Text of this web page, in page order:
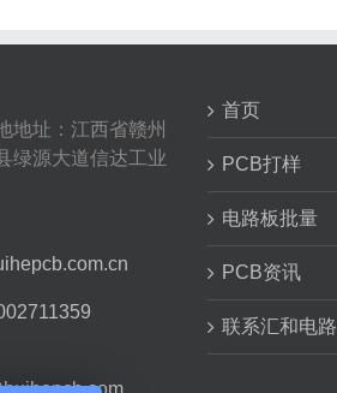
地址：江西省赣州
绿源大道信达工业
首页
PCB打样
电路板批量
PCB资讯
联系汇和电路